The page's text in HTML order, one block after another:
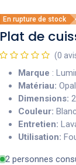
En rupture de stock
Plat de
(0
Marque :
Matériau:
Dimensions:
Couleur: Blanc
Entretien:
Utilisation:
2 personnes